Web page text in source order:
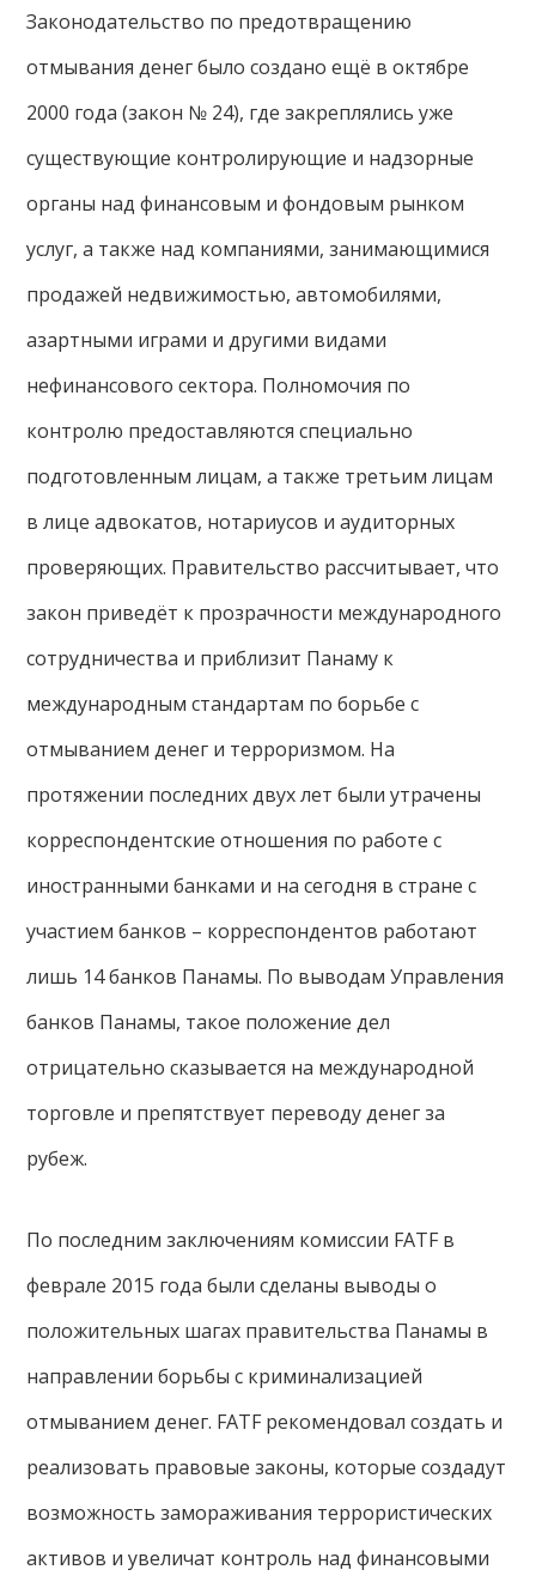
Законодательство по предотвращению
отмывания денег было создано ещё в октябре
2000 года (закон № 24), где закреплялись уже
существующие контролирующие и надзорные
органы над финансовым и фондовым рынком
услуг, а также над компаниями, занимающимися
продажей недвижимостью, автомобилями,
азартными играми и другими видами
нефинансового сектора. Полномочия по
контролю предоставляются специально
подготовленным лицам, а также третьим лицам
в лице адвокатов, нотариусов и аудиторных
проверяющих. Правительство рассчитывает, что
закон приведёт к прозрачности международного
сотрудничества и приблизит Панаму к
международным стандартам по борьбе с
отмыванием денег и терроризмом. На
протяжении последних двух лет были утрачены
корреспондентские отношения по работе с
иностранными банками и на сегодня в стране с
участием банков – корреспондентов работают
лишь 14 банков Панамы. По выводам Управления
банков Панамы, такое положение дел
отрицательно сказывается на международной
торговле и препятствует переводу денег за
рубеж.
По последним заключениям комиссии FATF в
феврале 2015 года были сделаны выводы о
положительных шагах правительства Панамы в
направлении борьбы с криминализацией
отмыванием денег. FATF рекомендовал создать и
реализовать правовые законы, которые создадут
возможность замораживания террористических
активов и увеличат контроль над финансовыми